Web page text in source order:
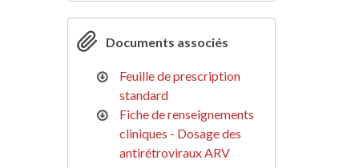
Documents associés
Feuille de prescription
standard
Fiche de renseignements
cliniques - Dosage des
antirétroviraux ARV